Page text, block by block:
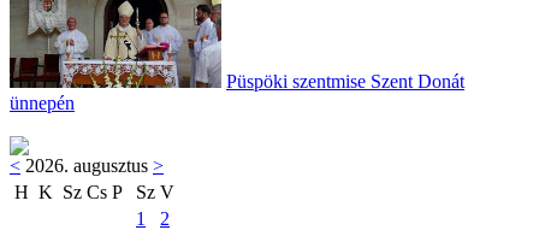
Püspöki szentmise Szent Donát
ünnepén
< 2026. augusztus >
H K Sz Cs P Sz V
1
2